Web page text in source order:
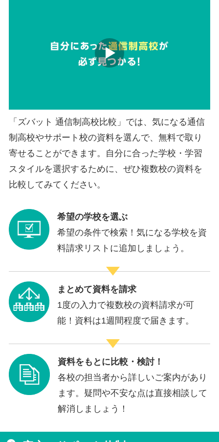
「ズバット 通信制高校比較」では、気になる通信
制高校やサポート校の資料を選んで、無料で取り
寄せることができます。自分に合った学校・学習
スタイルを選択するために、ぜひ複数校の資料を
比較してみてください。
希望の学校を選ぶ
希望の条件で検索！気になる学校を資
料請求リストに追加しましょう。
まとめて資料を請求
1度の入力で複数校の資料請求が可
能！資料は1週間程度で届きます。
資料をもとに比較・検討！
各校の担当者から詳しいご案内があり
ます。疑問や不安な点は直接相談して
解消しましょう！